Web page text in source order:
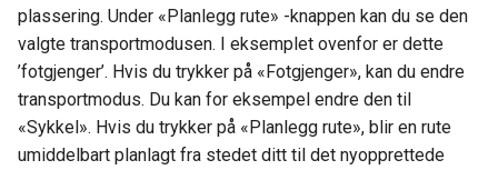
plassering. Under «Planlegg rute» -knappen kan du se den
valgte transportmodusen. I eksemplet ovenfor er dette
’fotgjenger’. Hvis du trykker på «Fotgjenger», kan du endre
transportmodus. Du kan for eksempel endre den til
«Sykkel». Hvis du trykker på «Planlegg rute», blir en rute
umiddelbart planlagt fra stedet ditt til det nyopprettede